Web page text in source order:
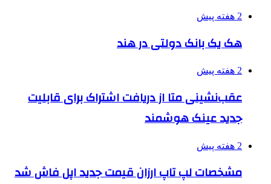
2 هفته پیش
هک یک بانک دولتی در هند
2 هفته پیش
عقب‌نشینی متا از دریافت اشتراک برای قابلیت
جدید عینک هوشمند
2 هفته پیش
مشخصات لپ تاپ ارزان قیمت جدید اپل فاش شد